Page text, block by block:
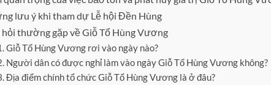
lưu ý khi tham dự Lễ hội Đền Hùng
hỏi thường gặp về Giỗ Tổ Hùng Vương
Giỗ Tổ Hùng Vương rơi vào ngày nào?
Người dân có được nghỉ làm vào ngày Giỗ Tổ Hùng Vương không?
Địa điểm chính tổ chức Giỗ Tổ Hùng Vương là ở đâu?